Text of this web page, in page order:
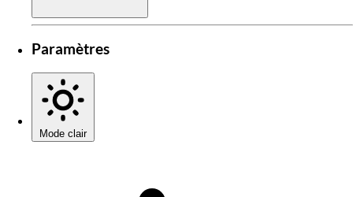
Paramètres
Mode clair